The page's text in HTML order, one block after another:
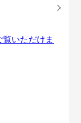
いただけま